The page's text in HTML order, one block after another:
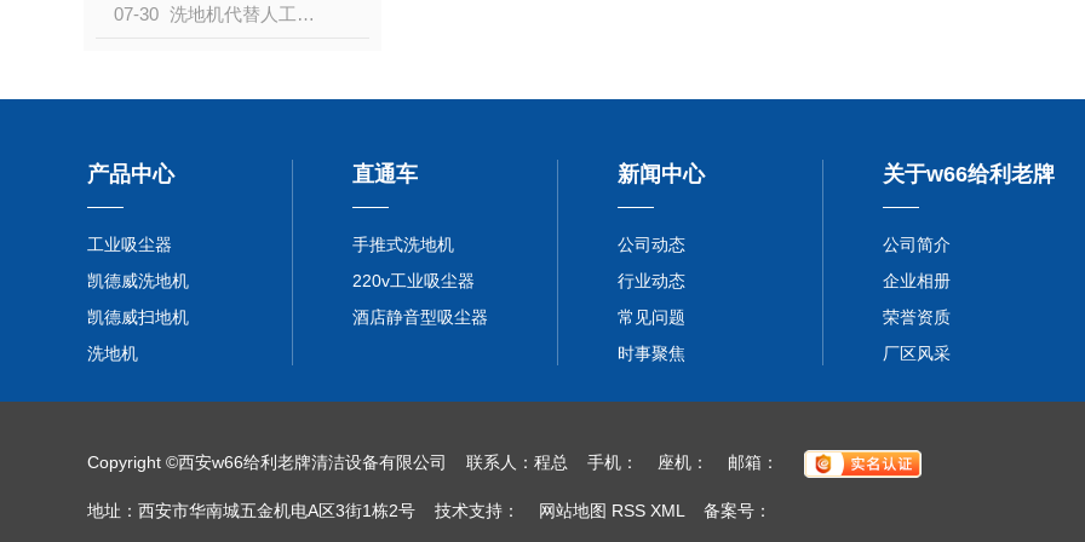
07-30 洗地机代替人工已成为趋势
产品中心
工业吸尘器
凯德威洗地机
凯德威扫地机
洗地机
直通车
手推式洗地机
220v工业吸尘器
酒店静音型吸尘器
新闻中心
公司动态
行业动态
常见问题
时事聚焦
关于w66给利老牌
公司简介
企业相册
荣誉资质
厂区风采
Copyright ©西安w66给利老牌清洁设备有限公司 联系人：程总 手机： 座机： 邮箱：
地址：西安市华南城五金机电A区3街1栋2号 技术支持： 网站地图 RSS XML 备案号：